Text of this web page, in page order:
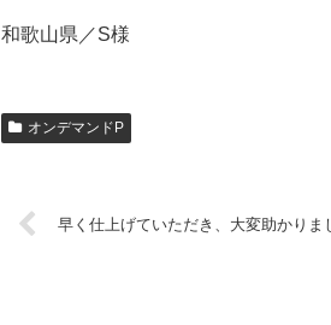
和歌山県／S様
オンデマンドP
早く仕上げていただき、大変助かりま